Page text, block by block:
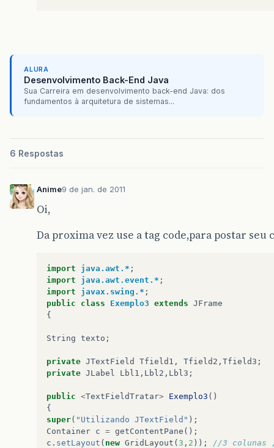
}
}
{
texto= "" ;
texto
else
if ( e . getSource
texto
else if ( .getSource ()==
JOptionPane
}
}
ALURA
Desenvolvimento Back-End Java
Sua Carreira em desenvolvimento back-end Java: dos
fundamentos à arquitetura de sistemas...
6 Respostas
Anime9 de jan. de 2011
Oi,
Da proxima vez use a tag code,para postar seu
import java.awt.* ;
import
java.awt.event.* ;
import
javax.swing.* ;
public
class Exemplo3 extends JFrame
{
String texto ;
private JTextField Tfield1 , Tfield2 , Tfield3 ;
private JLabel Lbl1 , Lbl2 , Lbl3 ;
public <TextFieldTratar> Exemplo3 ()
{
super( "Utilizando JTextField" );
Container c = getContentPane ();
c . setLayout ( new GridLayout ( 3 , 2 )); //3 colunas